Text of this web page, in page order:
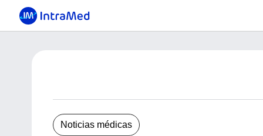
Noticias médicas